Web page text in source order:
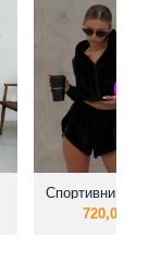
Спортивний
Зіп Худі +
720,00